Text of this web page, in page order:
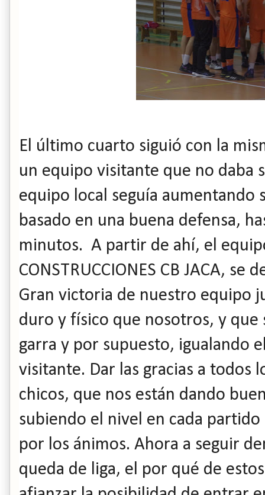
El último cuarto siguió con la
un equipo visitante que no daba
equipo local seguía aumentando
basado en una buena defensa,
minutos. A partir de ahí, el
CONSTRUCCIONES CB JACA,
Gran victoria de nuestro equipo
duro y físico que nosotros, y que
garra y por supuesto, igualando
visitante. Dar las gracias a todos
chicos, que nos están dando
subiendo el nivel en cada
por los ánimos. Ahora a seguir
queda de liga, el por qué de